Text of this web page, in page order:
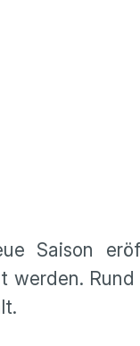
Saison
werden.